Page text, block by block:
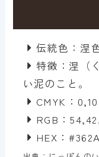
伝統色：涅
特徴：涅（
い泥のこと。
CMYK：
RGB：
HEX：